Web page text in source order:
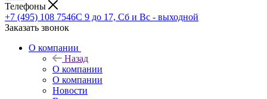
Телефоны
+7 (495) 108 7546С 9 до 17, Сб и Вс - выходной
Заказать звонок
О компании
Назад
О компании
О компании
Новости